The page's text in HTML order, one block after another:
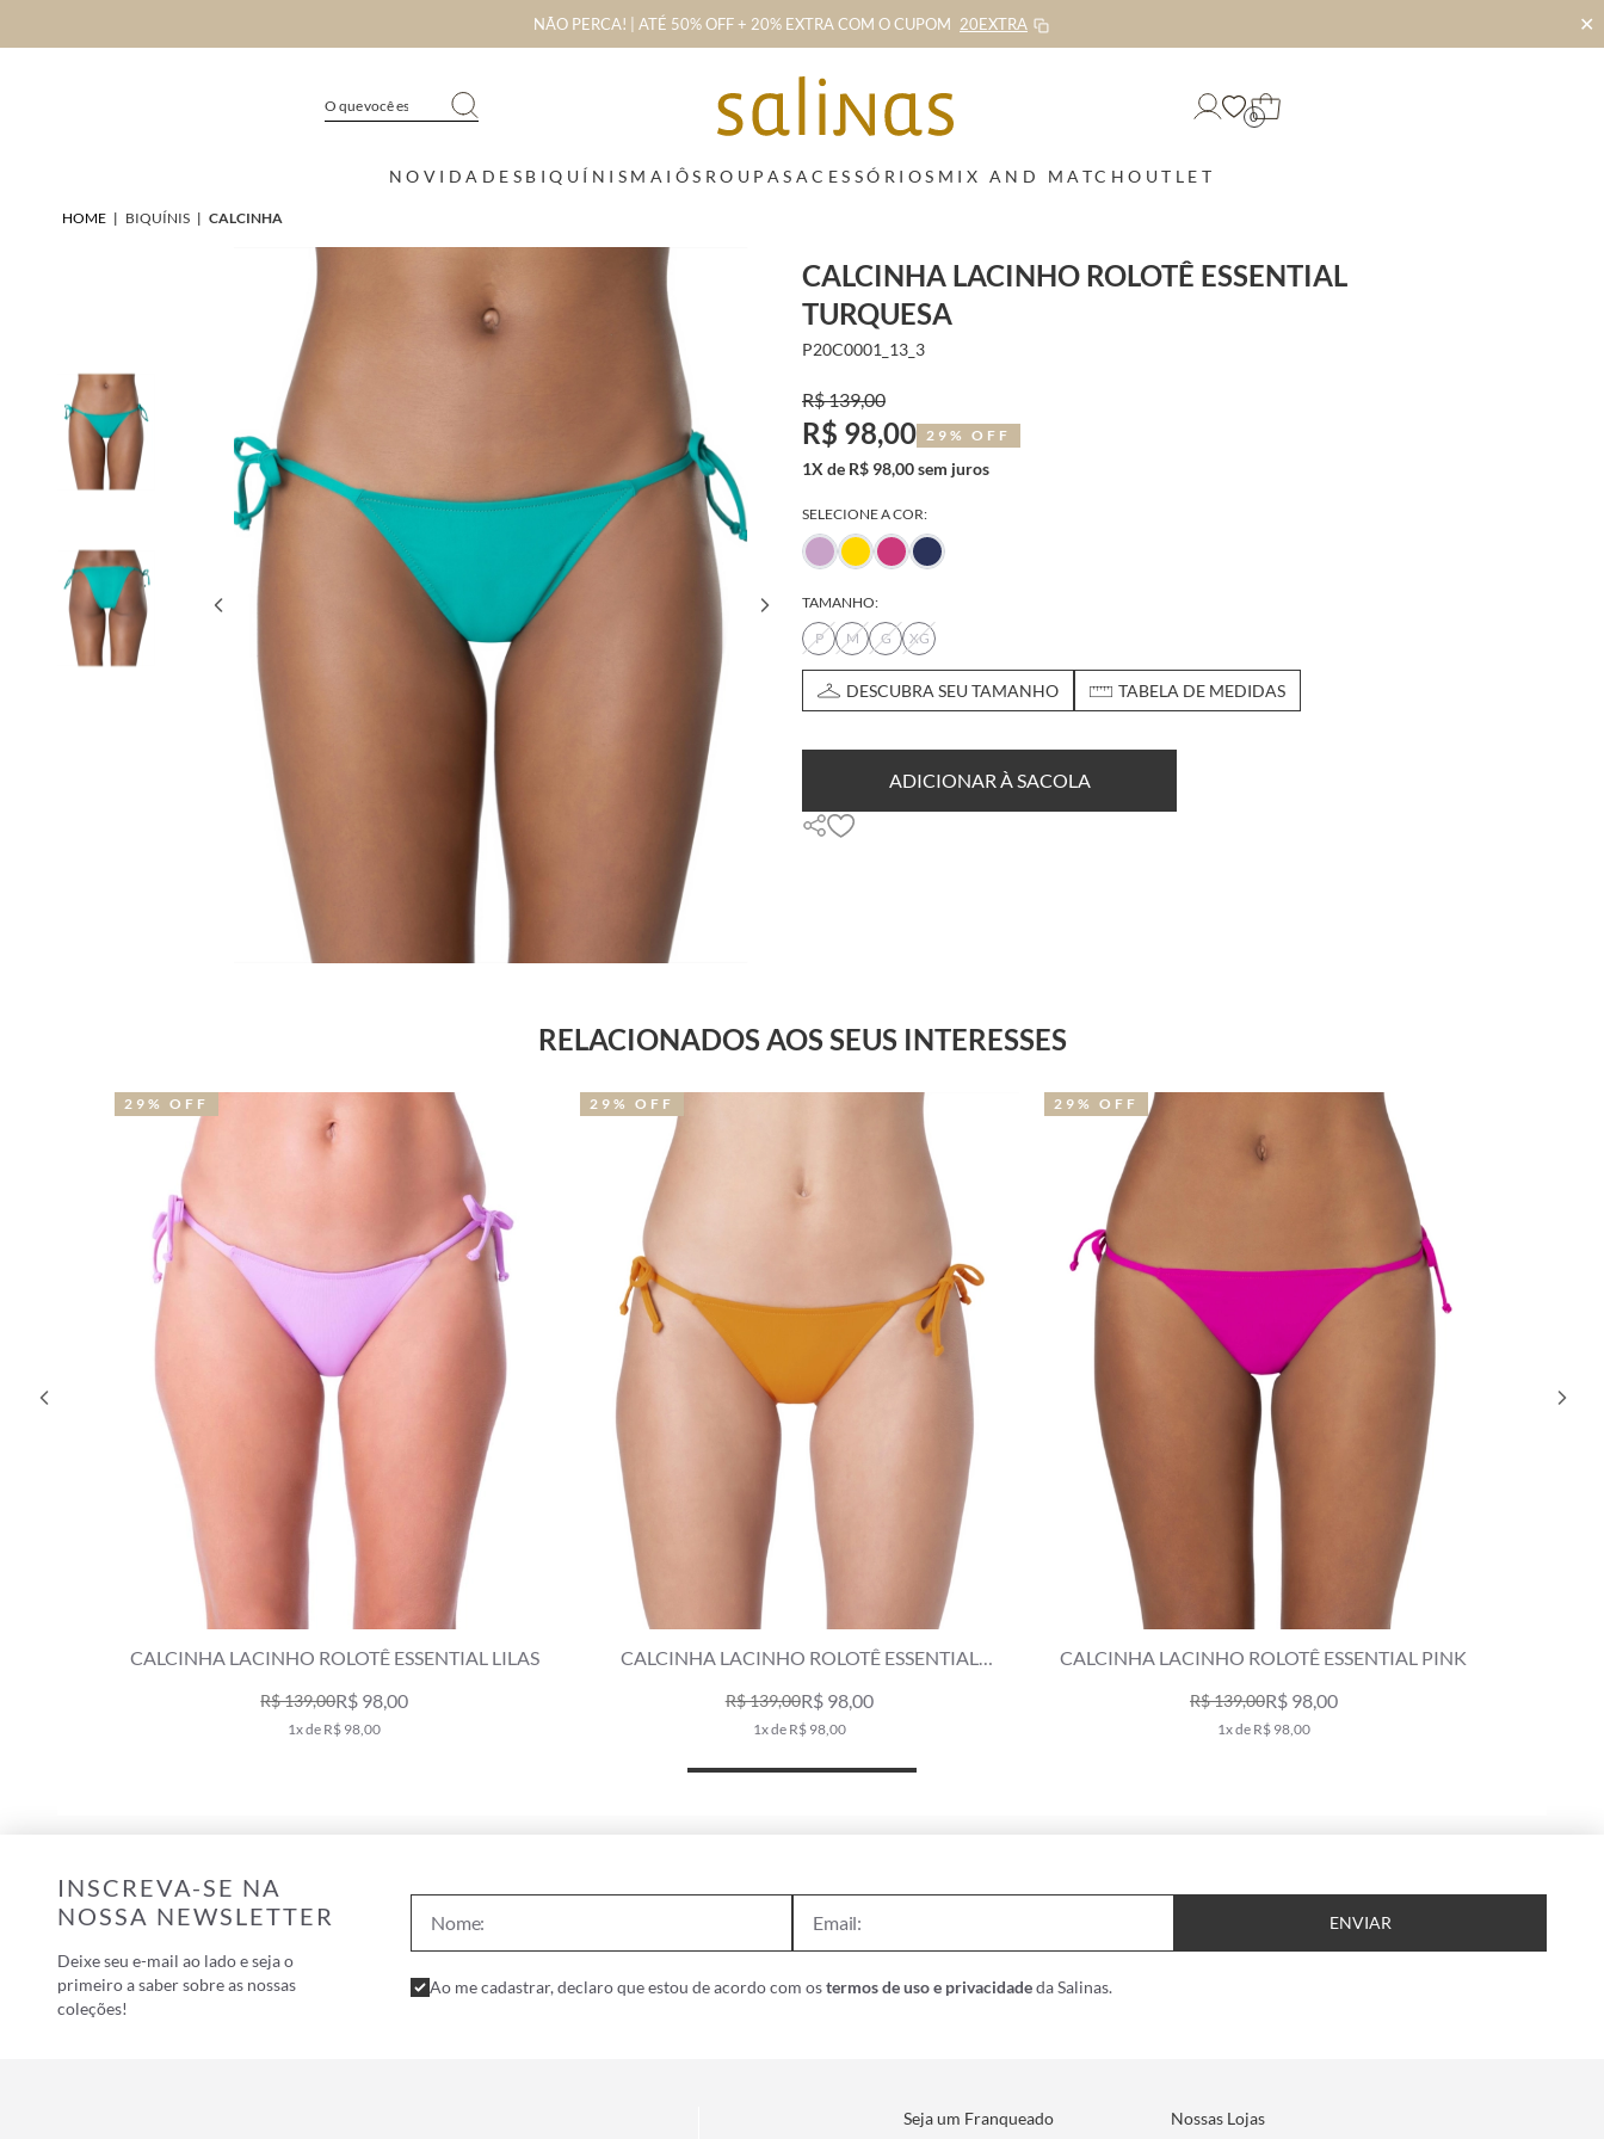
NÃO PERCA! | ATÉ 50% OFF + 20% EXTRA COM O CUPOM 20EXTRA ✕
0
NOVIDADES BIQUÍNIS MAIÔS ROUPAS ACESSÓRIOS MIX AND MATCHOUTLET
HOME | BIQUÍNIS | CALCINHA
CALCINHA LACINHO ROLOTÊ ESSENTIAL
TURQUESA
P20C0001_13_3
R$ 139,00
R$ 98,00 29% OFF
1X de R$ 98,00 sem juros
SELECIONE A COR:
TAMANHO:
P
M G XG
DESCUBRA SEU TAMANHO TABELA DE MEDIDAS
ADICIONAR À SACOLA
RELACIONADOS AOS SEUS INTERESSES
CALCINHA LACINHO ROLOTÊ ESSENTIAL LILAS
R$ 139,00R$ 98,00
1x de R$ 98,00
29% OFF
CALCINHA LACINHO ROLOTÊ ESSENTIAL
R$ 139,00R$ 98,00
1x de R$ 98,00
29% OFF
CALCINHA LACINHO ROLOTÊ ESSENTIAL PINK
R$ 139,00R$ 98,00
1x de R$ 98,00
29% OFF
INSCREVA-SE NA
NOSSA NEWSLETTER
Deixe seu e-mail ao lado e seja o
primeiro a saber sobre as nossas
coleções!
ENVIAR
Ao me cadastrar, declaro que estou de acordo com ostermos de uso e privacidadeda Salinas.
Seja um Franqueado Nossas Lojas